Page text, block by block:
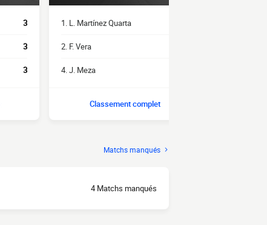
3
3
3
1. L. Martínez Quarta
2. F. Vera
4. J. Meza
Classement complet
Matchs manqués
4 Matchs manqués